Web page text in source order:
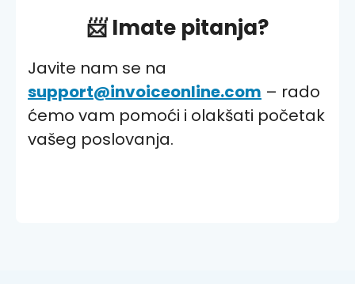
📨Imate pitanja?
Javite nam se na
support@invoiceonline.com – rado
ćemo vam pomoći i olakšati početak
vašeg poslovanja.